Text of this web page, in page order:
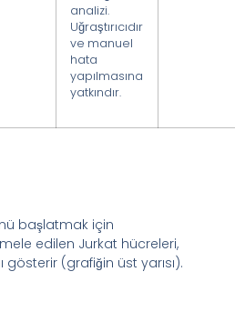
analizi.
Uğraştırıcıdır
ve manuel
hata
yapılmasına
yatkındır.
başlatmak için
edilen Jurkat hücreleri,
gösterir (grafiğin üst yarısı).